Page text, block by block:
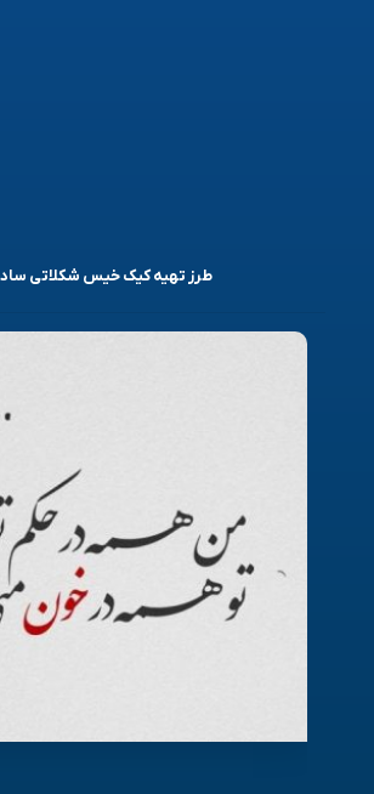
طرز تهیه کیک خیس شکلاتی